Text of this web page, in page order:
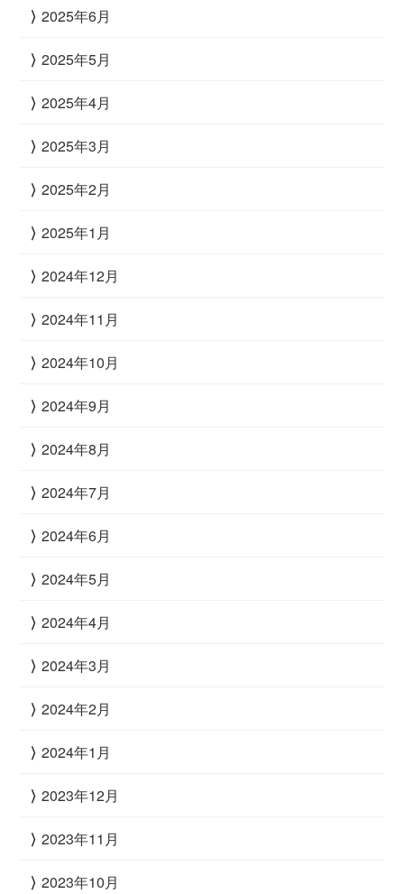
2025年6月
2025年5月
2025年4月
2025年3月
2025年2月
2025年1月
2024年12月
2024年11月
2024年10月
2024年9月
2024年8月
2024年7月
2024年6月
2024年5月
2024年4月
2024年3月
2024年2月
2024年1月
2023年12月
2023年11月
2023年10月